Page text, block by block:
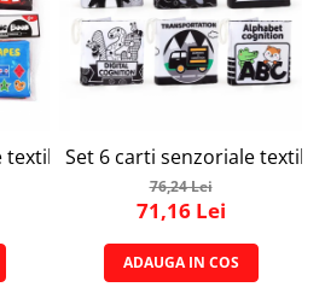
textile pentru bebelusi cu forme,
Set 6 carti senzoriale textile
76,24 Lei
71,16 Lei
ADAUGA IN COS